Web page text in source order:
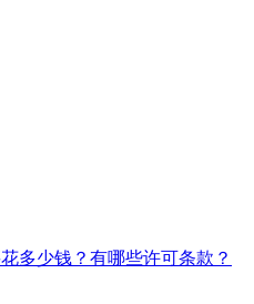
多少钱？有哪些许可条款？